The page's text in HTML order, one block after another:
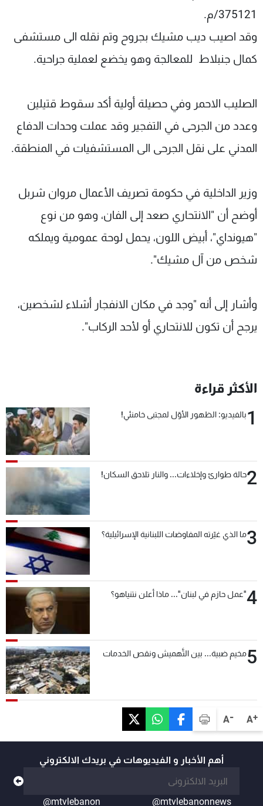
A+
A-
375121/م.
وقد اصيب ديب مشيك بجروح وتم نقله الى مستشفى
كمال جنبلاط للمعالجة وهو يخضع لعملية جراحية.
الصليب الاحمر وفي حصيلة أولية أكد سقوط قتيلين
وعدد من الجرحى في التفجير وقد عملت وحدات الدفاع
المدني على نقل الجرحى الى المستشفيات في المنطقة.
وزير الداخلية في حكومة تصريف الأعمال مروان شربل
أوضح أن "الانتحاري صعد إلى الفان، وهو من نوع
"هيونداي"، أبيض اللون، يحمل لوحة عمومية ويملكه
شخص من آل مشيك".
وأشار إلى أنه "وجد في مكان الانفجار أشلاء لشخصين،
يرجح أن تكون للانتحاري أو لأحد الركاب".
الأكثر قراءة
1بالفيديو: الظهور الأوّل لمجتبى خامنئي!
2حالة طوارئ وإخلاءات... والنار تلاحق السكان!
3ما الذي غيّرته المفاوضات اللبنانية الإسرائيلية؟
4"عمل حازم في لبنان"... ماذا أعلن نتنياهو؟
5مخيم ضبية... بين التَّهميش ونقص الخدمات
أهم الأخبار و الفيديوهات في بريدك الالكتروني
@mtvlebanonnews
@mtvlebanon